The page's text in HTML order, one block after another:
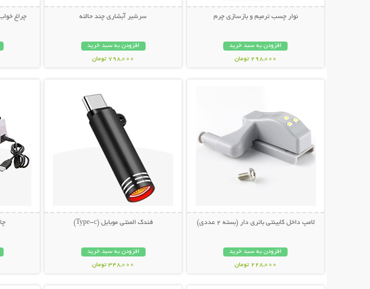
نوار چسب ترمیم و بازسازی چرم
افزودن به سبد خرید
298,000 تومان
سرشیر آبشاری چند حالته
افزودن به سبد خرید
798,000 تومان
چراغ
لامپ داخل کابینتی باتری دار (بسته 2 عددی)
افزودن به سبد خرید
228,000 تومان
فندک المنتی موبایل (Type-c)
افزودن به سبد خرید
348,000 تومان